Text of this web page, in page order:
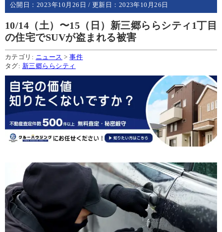
公開日： 2023年10月26日 / 更新日： 2023年10月26日
10/14（土）〜15（日）新三郷ららシティ1丁目
の住宅でSUVが盗まれる被害
カテゴリ: ニュース >事件
タグ: 新三郷ららシティ